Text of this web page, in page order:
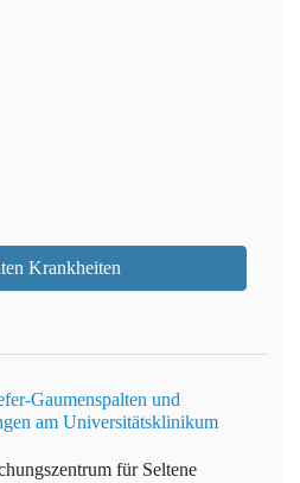
Krankheiten
Gaumenspalten und
am Universitätsklinikum
für Seltene